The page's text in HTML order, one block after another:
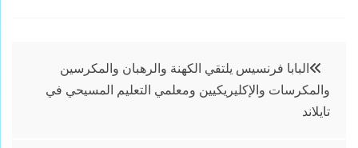
تصفّح
المقالات
البابا فرنسيس يلتقي الكهنة والرهبان والمكرسين
والمكرسات والإكليريكيين ومعلمي التعليم المسيحي في
تايلاند